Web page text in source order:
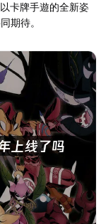
卡牌手遊的全新姿
期待。